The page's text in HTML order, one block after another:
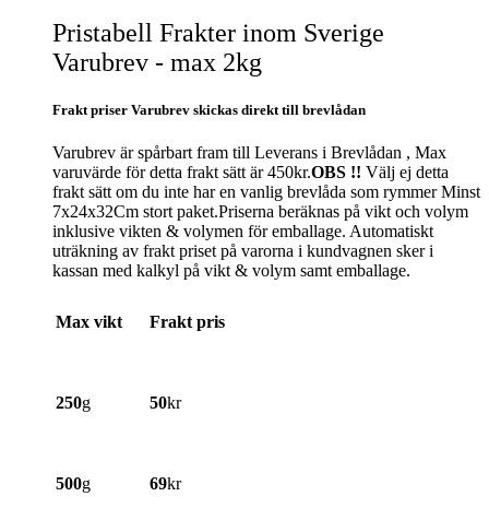
Pristabell Frakter inom Sverige
Varubrev - max 2kg
Frakt priser Varubrev skickas direkt till brevlådan
Varubrev är spårbart fram till Leverans i Brevlådan , Max
varuvärde för detta frakt sätt är 450kr.OBS !! Välj ej detta
frakt sätt om du inte har en vanlig brevlåda som rymmer Minst
7x24x32Cm stort paket.Priserna beräknas på vikt och volym
inklusive vikten & volymen för emballage. Automatiskt
uträkning av frakt priset på varorna i kundvagnen sker i
kassan med kalkyl på vikt & volym samt emballage.
Max vikt Frakt pris
250g 50kr
500g 69kr